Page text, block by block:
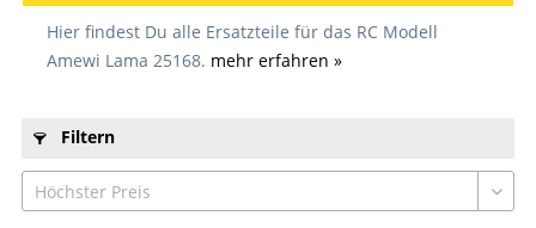
Hier findest Du alle Ersatzteile für das RC Modell
Amewi Lama 25168. mehr erfahren »
Filtern